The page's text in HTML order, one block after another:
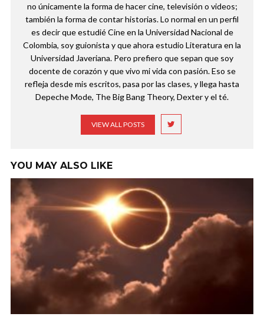
no únicamente la forma de hacer cine, televisión o videos;
también la forma de contar historias. Lo normal en un perfil
es decir que estudié Cine en la Universidad Nacional de
Colombia, soy guionista y que ahora estudio Literatura en la
Universidad Javeriana. Pero prefiero que sepan que soy
docente de corazón y que vivo mi vida con pasión. Eso se
refleja desde mis escritos, pasa por las clases, y llega hasta
Depeche Mode, The Big Bang Theory, Dexter y el té.
VIEW ALL POSTS
YOU MAY ALSO LIKE